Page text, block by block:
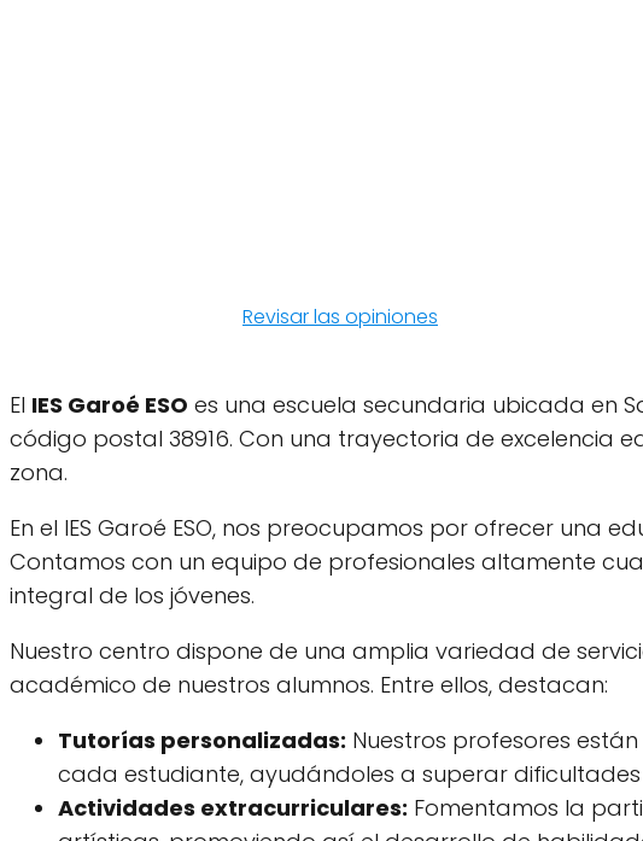
Revisar las opiniones
El IES Garoé ESO es una escuela secundaria ubicada en
código postal 38916. Con una trayectoria de excelencia
zona.
En el IES Garoé ESO, nos preocupamos por ofrecer una
Contamos con un equipo de profesionales altamente
integral de los jóvenes.
Nuestro centro dispone de una amplia variedad de
académico de nuestros alumnos. Entre ellos, destacan:
Tutorías personalizadas: Nuestros profesores
cada estudiante, ayudándoles a superar
Actividades extracurriculares: Fomentamos la